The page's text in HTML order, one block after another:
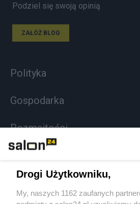
Podziel się swoją opinią
ZAŁÓŻ BLOG
Polityka
Gospodarka
Rozmaitości
Sport
Drogi Użytkowniku,
My, naszych 1162 zaufanych